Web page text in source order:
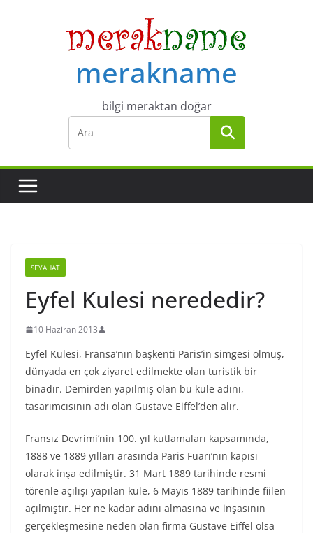
merakname
bilgi meraktan doğar
SEYAHAT
Eyfel Kulesi nerededir?
10 Haziran 2013
Eyfel Kulesi, Fransa’nın başkenti Paris’in simgesi olmuş,
dünyada en çok ziyaret edilmekte olan turistik bir
binadır. Demirden yapılmış olan bu kule adını,
tasarımcısının adı olan Gustave Eiffel’den alır.
Fransız Devrimi’nin 100. yıl kutlamaları kapsamında,
1888 ve 1889 yılları arasında Paris Fuarı’nın kapısı
olarak inşa edilmiştir. 31 Mart 1889 tarihinde resmi
törenle açılışı yapılan kule, 6 Mayıs 1889 tarihinde fiilen
açılmıştır. Her ne kadar adını almasına ve inşasının
gerçekleşmesine neden olan firma Gustave Eiffel olsa